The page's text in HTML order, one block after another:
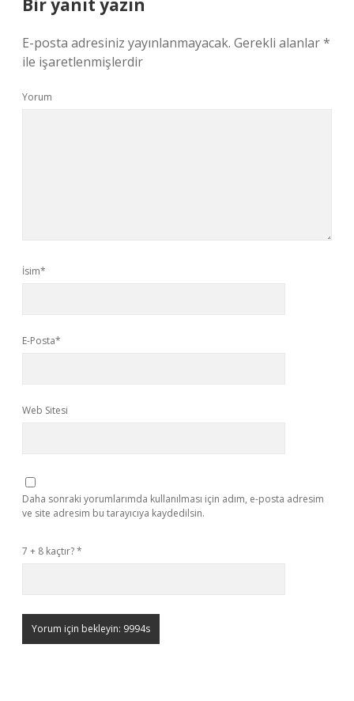
Bir yanıt yazın
E-posta adresiniz yayınlanmayacak. Gerekli alanlar*
ile işaretlenmişlerdir
Yorum
İsim*
E-Posta*
Web Sitesi
Daha sonraki yorumlarımda kullanılması için adım, e-posta adresim
ve site adresim bu tarayıcıya kaydedilsin.
7 + 8 kaçtır?*